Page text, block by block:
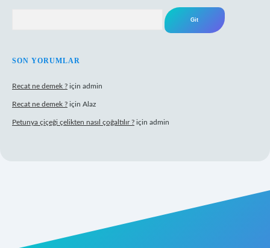
SON YORUMLAR
Recat ne demek ? için admin
Recat ne demek ? için Alaz
Petunya çiçeği çelikten nasıl çoğaltılır ? için admin